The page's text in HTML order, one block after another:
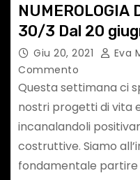
NUMEROLOGIA
30/3 Dal 20
Giu 20, 2021 Eva
Commento
Questa settimana ci
nostri progetti di vita
incanalandoli
costruttive. Siamo
fondamentale partire